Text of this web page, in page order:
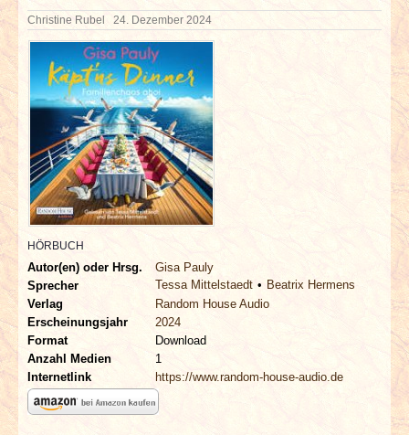
NEWS & DATES
BERICHTE
VERLOSUNGEN
INTERVIEWS
SPECIALS
REDAKTION
LINKS
ARCHIV
Christine Rubel 24. Dezember 2024
HÖRBUCH
Autor(en) oder Hrsg.
Gisa Pauly
Sprecher
Tessa Mittelstaedt
Beatrix Hermens
Verlag
Random House Audio
Erscheinungsjahr
2024
Format
Download
Anzahl Medien
1
Internetlink
https://www.random-house-audio.de